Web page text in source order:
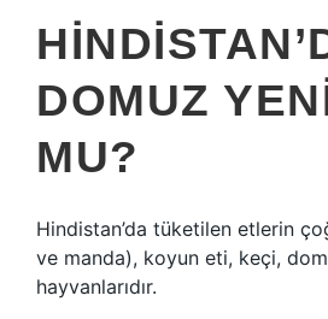
DOMUZ
MU?
Hindistan’da tüketilen etlerin
ve manda), koyun eti, keçi,
hayvanlarıdır.